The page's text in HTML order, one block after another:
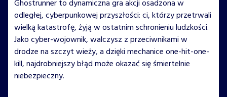
Ghostrunner to dynamiczna gra akcji osadzona w
odległej, cyberpunkowej przyszłości: ci, którzy przetrwali
wielką katastrofę, żyją w ostatnim schronieniu ludzkości.
Jako cyber-wojownik, walczysz z przeciwnikami w
drodze na szczyt wieży, a dzięki mechanice one-hit-one-
kill, najdrobniejszy błąd może okazać się śmiertelnie
niebezpieczny.